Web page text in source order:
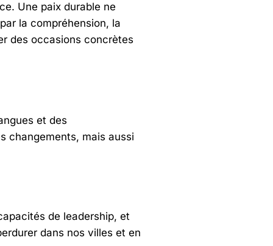
Une paix durable ne
la compréhension, la
des occasions concrètes
et des
changements, mais aussi
de leadership, et
dans nos villes et en